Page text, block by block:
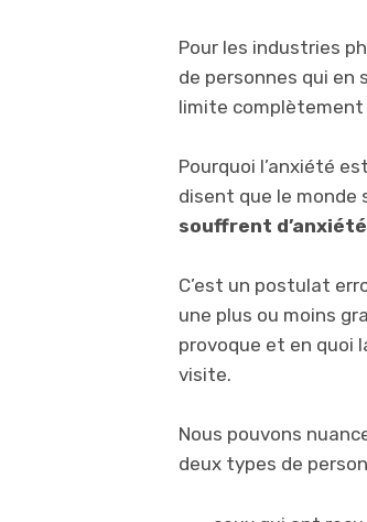
Pour les industries
de personnes qui
limite complètement
Pourquoi l’anxiété
disent que le monde
souffrent
C’est un postulat
une plus ou moins
provoque et en quoi
visite.
Nous pouvons
deux types de